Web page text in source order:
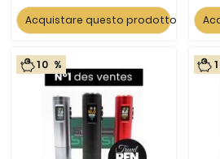
Acquistare questo prodotto
10 %